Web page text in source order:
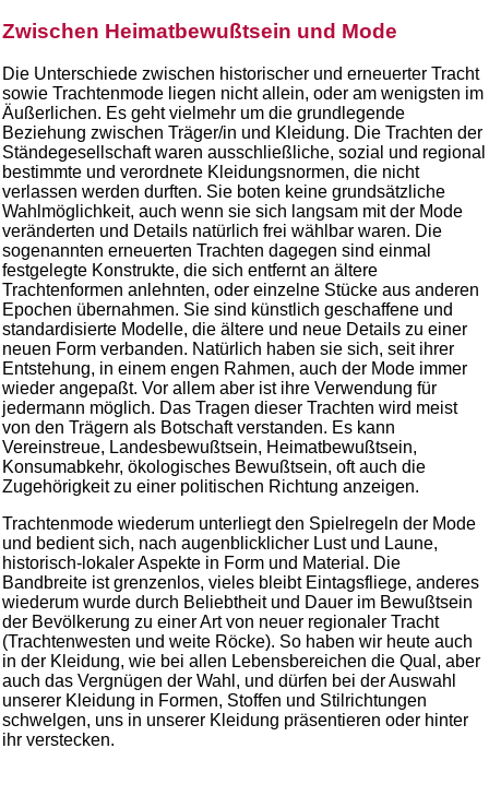
Zwischen Heimatbewußtsein und Mode
Die Unterschiede zwischen historischer und erneuerter Tracht
sowie Trachtenmode liegen nicht allein, oder am wenigsten im
Äußerlichen. Es geht vielmehr um die grundlegende
Beziehung zwischen Träger/in und Kleidung. Die Trachten der
Ständegesellschaft waren ausschließliche, sozial und regional
bestimmte und verordnete Kleidungsnormen, die nicht
verlassen werden durften. Sie boten keine grundsätzliche
Wahlmöglichkeit, auch wenn sie sich langsam mit der Mode
veränderten und Details natürlich frei wählbar waren. Die
sogenannten erneuerten Trachten dagegen sind einmal
festgelegte Konstrukte, die sich entfernt an ältere
Trachtenformen anlehnten, oder einzelne Stücke aus anderen
Epochen übernahmen. Sie sind künstlich geschaffene und
standardisierte Modelle, die ältere und neue Details zu einer
neuen Form verbanden. Natürlich haben sie sich, seit ihrer
Entstehung, in einem engen Rahmen, auch der Mode immer
wieder angepaßt. Vor allem aber ist ihre Verwendung für
jedermann möglich. Das Tragen dieser Trachten wird meist
von den Trägern als Botschaft verstanden. Es kann
Vereinstreue, Landesbewußtsein, Heimatbewußtsein,
Konsumabkehr, ökologisches Bewußtsein, oft auch die
Zugehörigkeit zu einer politischen Richtung anzeigen.
Trachtenmode wiederum unterliegt den Spielregeln der Mode
und bedient sich, nach augenblicklicher Lust und Laune,
historisch-lokaler Aspekte in Form und Material. Die
Bandbreite ist grenzenlos, vieles bleibt Eintagsfliege, anderes
wiederum wurde durch Beliebtheit und Dauer im Bewußtsein
der Bevölkerung zu einer Art von neuer regionaler Tracht
(Trachtenwesten und weite Röcke). So haben wir heute auch
in der Kleidung, wie bei allen Lebensbereichen die Qual, aber
auch das Vergnügen der Wahl, und dürfen bei der Auswahl
unserer Kleidung in Formen, Stoffen und Stilrichtungen
schwelgen, uns in unserer Kleidung präsentieren oder hinter
ihr verstecken.